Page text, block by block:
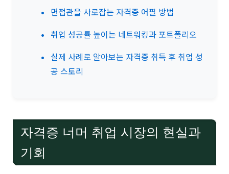
면접관을 사로잡는 자격증 어필 방법
취업 성공률 높이는 네트워킹과 포트폴리오
실제 사례로 알아보는 자격증 취득 후 취업 성
공 스토리
자격증 너머 취업 시장의 현실과
기회